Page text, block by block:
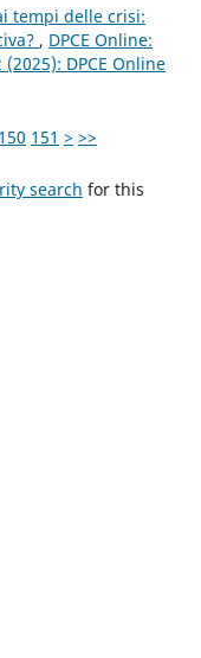
tempi delle crisi:
, DPCE Online:
DPCE Online
150 151 > >>
search for this